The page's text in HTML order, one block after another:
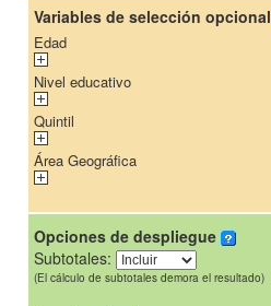
Variables de selección opcional
Edad
Nivel educativo
Quintil
Área Geográfica
Opciones de despliegue
Subtotales:
(El cálculo de subtotales demora el resultado)